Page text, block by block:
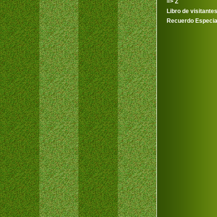
=> Z
Libro de visitantes
Recuerdo